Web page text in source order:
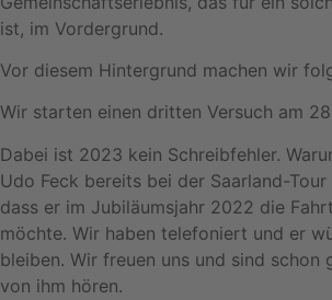
ist, im Vordergrund.
Vor diesem Hintergrund machen wir
Wir starten einen dritten Versuch am
Dabei ist 2023 kein Schreibfehler.
Udo Feck bereits bei der Saarland-
dass er im Jubiläumsjahr 2022 die
möchte. Wir haben telefoniert und er
bleiben. Wir freuen uns und sind schon
von ihm hören.